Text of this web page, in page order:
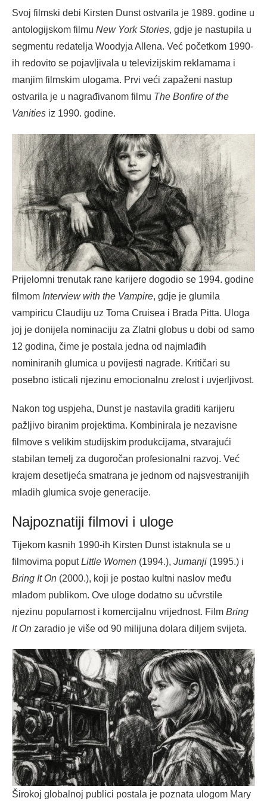
Svoj filmski debi Kirsten Dunst ostvarila je 1989. godine u
antologijskom filmu New York Stories, gdje je nastupila u
segmentu redatelja Woodyja Allena. Već početkom 1990-
ih redovito se pojavljivala u televizijskim reklamama i
manjim filmskim ulogama. Prvi veći zapaženi nastup
ostvarila je u nagrađivanom filmu The Bonfire of the
Vanities iz 1990. godine.
Prijelomni trenutak rane karijere dogodio se 1994. godine
filmom Interview with the Vampire, gdje je glumila
vampiricu Claudiju uz Toma Cruisea i Brada Pitta. Uloga
joj je donijela nominaciju za Zlatni globus u dobi od samo
12 godina, čime je postala jedna od najmlađih
nominiranih glumica u povijesti nagrade. Kritičari su
posebno isticali njezinu emocionalnu zrelost i uvjerljivost.
Nakon tog uspjeha, Dunst je nastavila graditi karijeru
pažljivo biranim projektima. Kombinirala je nezavisne
filmove s velikim studijskim produkcijama, stvarajući
stabilan temelj za dugoročan profesionalni razvoj. Već
krajem desetljeća smatrana je jednom od najsvestranijih
mladih glumica svoje generacije.
Najpoznatiji filmovi i uloge
Tijekom kasnih 1990-ih Kirsten Dunst istaknula se u
filmovima poputLittle Women (1994.), Jumanji (1995.) i
Bring It On (2000.), koji je postao kultni naslov među
mlađom publikom. Ove uloge dodatno su učvrstile
njezinu popularnost i komercijalnu vrijednost. Film Bring
It On zaradio je više od 90 milijuna dolara diljem svijeta.
Širokoj globalnoj publici postala je poznata ulogom Mary